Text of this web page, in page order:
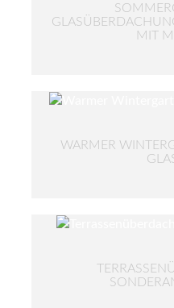
MIT
WARMER